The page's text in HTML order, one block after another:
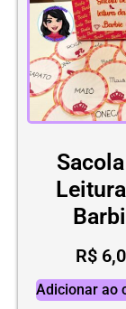
R$
Adicionar ao